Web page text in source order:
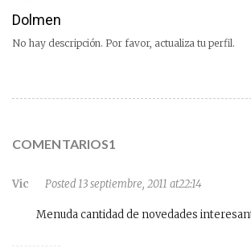
Dolmen
No hay descripción. Por favor, actualiza tu perfil.
COMENTARIOS1
Vic Posted 13 septiembre, 2011 at22:14
Menuda cantidad de novedades